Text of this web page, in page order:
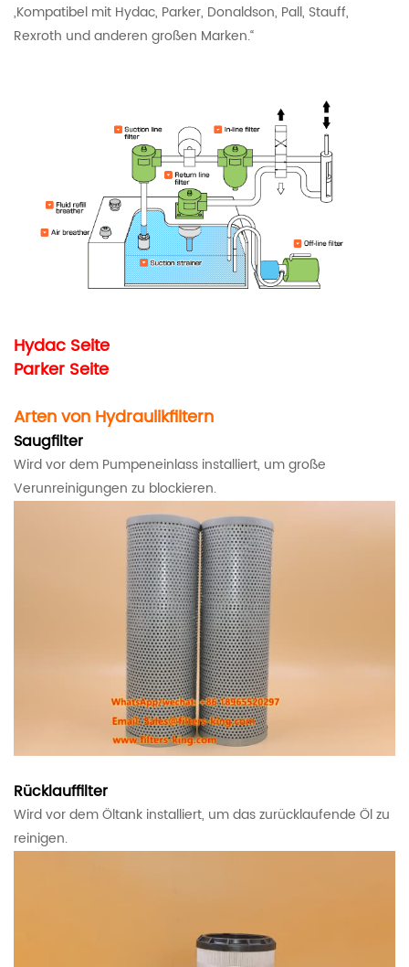
„Kompatibel mit Hydac, Parker, Donaldson, Pall, Stauff,
Rexroth und anderen großen Marken.“
Hydac Seite
Parker Seite
Arten von Hydraulikfiltern
Saugfilter
Wird vor dem Pumpeneinlass installiert, um große
Verunreinigungen zu blockieren.
Rücklauffilter
Wird vor dem Öltank installiert, um das zurücklaufende Öl zu
reinigen.